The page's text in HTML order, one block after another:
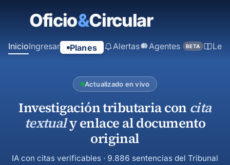
principal
InicioIngresar Planes Alertas Agentes BETA
Actualizado en vivo
Investigación tributaria con cita
textualy enlace al documento
original
IA con citas verificables · 9.886 sentencias del Tribunal